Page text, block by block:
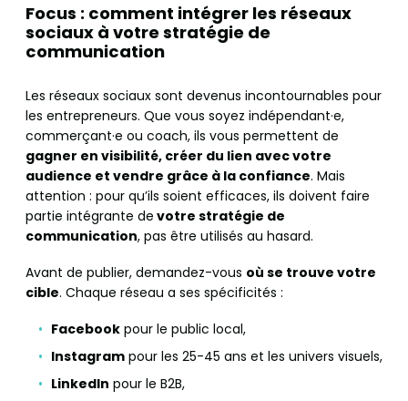
Focus : comment intégrer les réseaux
sociaux à votre stratégie de
communication
Les réseaux sociaux sont devenus incontournables pour
les entrepreneurs. Que vous soyez indépendant·e,
commerçant·e ou coach, ils vous permettent de
gagner en visibilité, créer du lien avec votre
audience et vendre grâce à la confiance. Mais
attention : pour qu’ils soient efficaces, ils doivent faire
partie intégrante de votre stratégie de
communication, pas être utilisés au hasard.
Avant de publier, demandez-vous où se trouve votre
cible. Chaque réseau a ses spécificités :
Facebook pour le public local,
Instagram pour les 25-45 ans et les univers visuels,
LinkedIn pour le B2B,